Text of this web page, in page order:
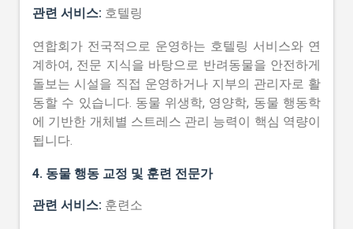
관련 서비스: 호텔링
연합회가 전국적으로 운영하는 호텔링 서비스와 연
계하여, 전문 지식을 바탕으로 반려동물을 안전하게
돌보는 시설을 직접 운영하거나 지부의 관리자로 활
동할 수 있습니다. 동물 위생학, 영양학, 동물 행동학
에 기반한 개체별 스트레스 관리 능력이 핵심 역량이
됩니다.
4. 동물 행동 교정 및 훈련 전문가
관련 서비스: 훈련소